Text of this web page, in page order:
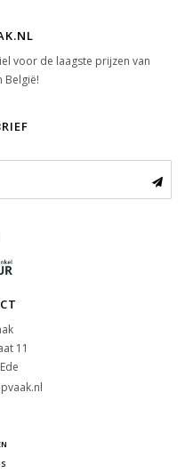
voor de laagste prijzen van
België!
11
Ede